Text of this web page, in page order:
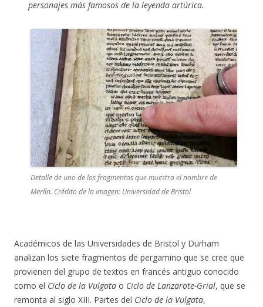
personajes más famosos de la leyenda artúrica.
Detalle de uno de los fragmentos que muestra el nombre de
Merlín. Crédito de la imagen: Universidad de Bristol
Académicos de las Universidades de Bristol y Durham
analizan los siete fragmentos de pergamino que se cree que
provienen del grupo de textos en francés antiguo conocido
como el Ciclo de la Vulgata o Ciclo de Lanzarote-Grial, que se
remonta al siglo XIII. Partes del Ciclo de la Vulgata,